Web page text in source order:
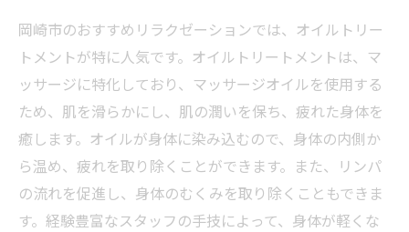
岡崎市のおすすめリラクゼーションでは、オイルトリー
トメントが特に人気です。オイルトリートメントは、マ
ッサージに特化しており、マッサージオイルを使用する
ため、肌を滑らかにし、肌の潤いを保ち、疲れた身体を
癒します。オイルが身体に染み込むので、身体の内側か
ら温め、疲れを取り除くことができます。また、リンパ
の流れを促進し、身体のむくみを取り除くこともできま
す。経験豊富なスタッフの手技によって、身体が軽くな